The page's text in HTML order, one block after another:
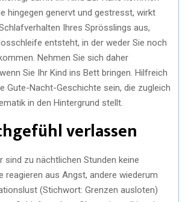
hingegen genervt und gestresst, wirkt
Ihres Sprösslings aus,
entsteht, in der weder Sie noch
Nehmen Sie sich daher
Sie Ihr Kind ins Bett bringen. Hilfreich
Gute-Nacht-Geschichte sein, die zugleich
in den Hintergrund stellt.
verlassen
sind zu nächtlichen Stunden keine
reagieren aus Angst, andere wiederum
(Stichwort: Grenzen ausloten)